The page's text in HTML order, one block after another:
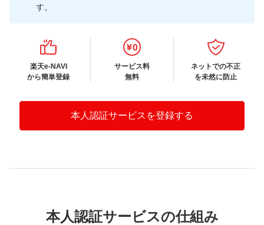
す。
楽天e-NAVI
から簡単登録
サービス料
無料
ネットでの不正
を未然に防止
本人認証サービスを登録する
本人認証サービスの仕組み